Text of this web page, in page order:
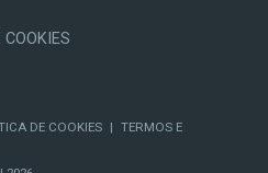
DE COOKIES | TERMOS E